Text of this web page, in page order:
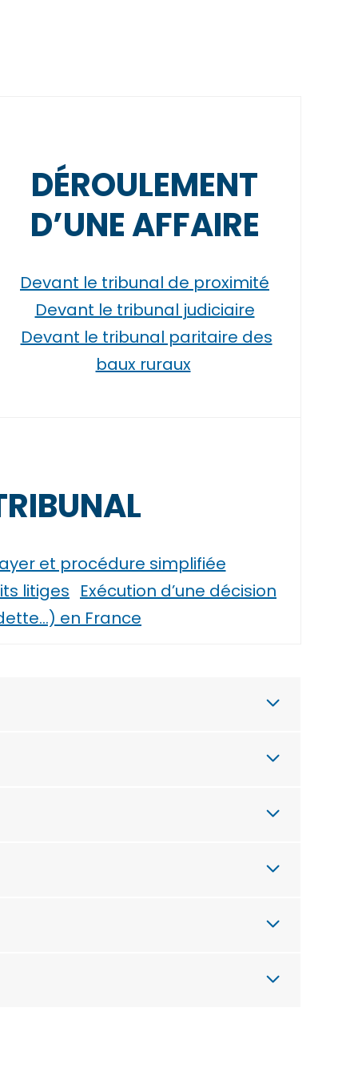
DÉROULEMENT
D’UNE AFFAIRE
Devant le tribunal de proximité
Devant le tribunal judiciaire
Devant le tribunal paritaire des
baux ruraux
et procédure simplifiée
litiges Exécution d’une décision
en France